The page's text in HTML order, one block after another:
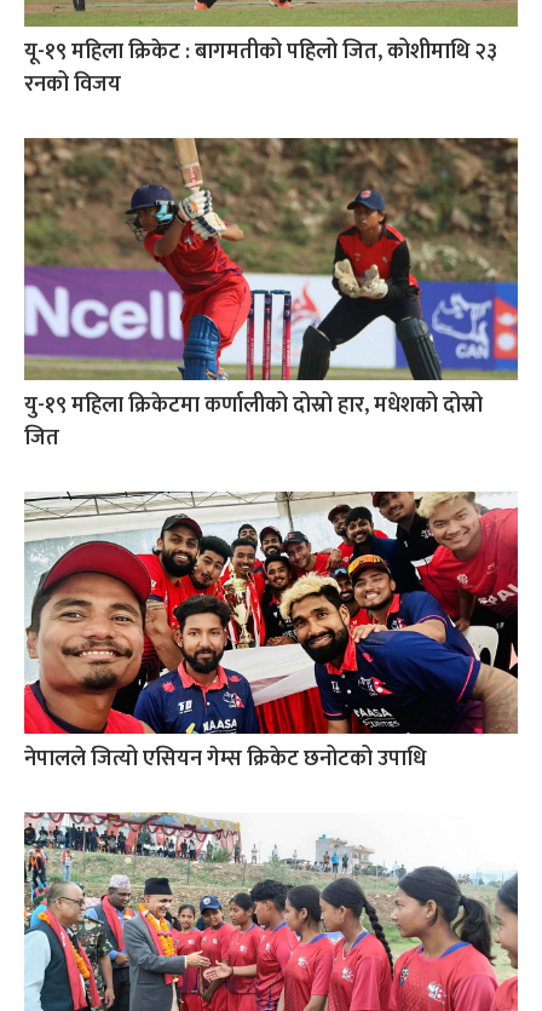
यू-१९ महिला क्रिकेट : बागमतीको पहिलो जित, कोशीमाथि २३
रनको विजय
यु-१९ महिला क्रिकेटमा कर्णालीको दोस्रो हार, मधेशको दोस्रो
जित
नेपालले जित्यो एसियन गेम्स क्रिकेट छनोटको उपाधि